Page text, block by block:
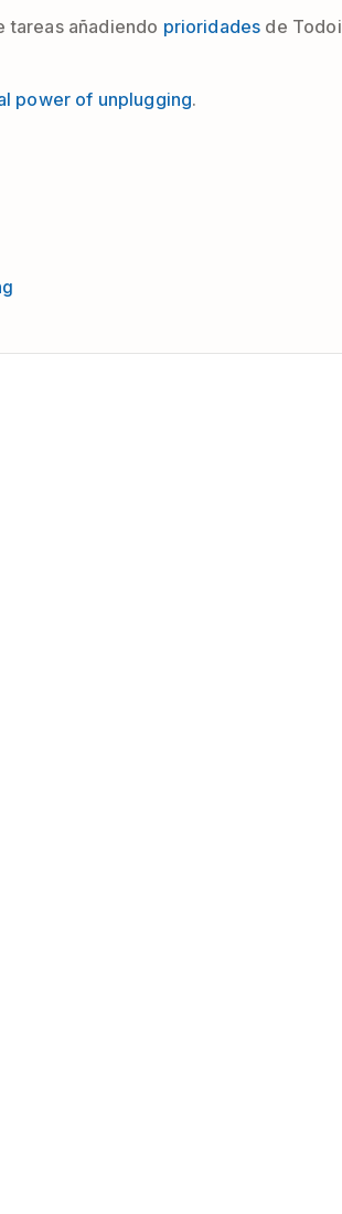
tareas añadiendo prioridades de
power of unplugging.